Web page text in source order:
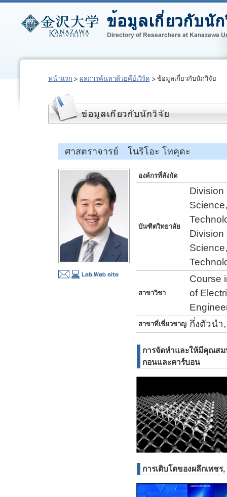
หน้าแรก ผลการค้นหาด้วยคีย์เวิร์ด ข้อมูลเกี่ยวกับนักวิจัย
ศาสตราจารย์ โนริโอะ โทคุดะ
องค์กรที่สังกัด
บันฑิตวิทยาลัย
Division
Division
สาขาวิชา
Course
of
สาขาที่เชี่ยวชาญ กึ่งตัวนำ
การจัดทำและให้มีคุณส
กอนและคาร์บอน
การเติบโตของผลึกเพช